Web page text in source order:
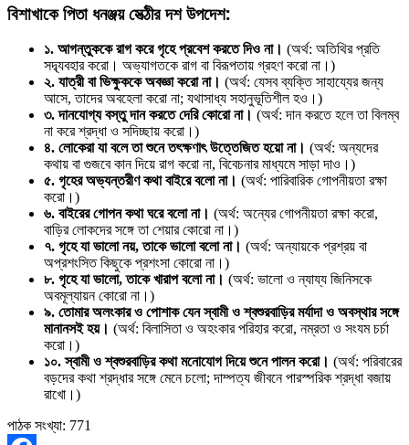
বিশাখাকে পিতা ধনঞ্জয় সেত্ঠীর দশ উপদেশ:
১. আগন্তুককে রাগ করে গৃহে প্রবেশ করতে দিও না। (অর্থ: অতিথির প্রতি
সদ্ব্যবহার করো। অভ্যাগতকে রাগ বা বিরূপতায় গ্রহণ করো না।)
২. যাত্রী বা ভিক্ষুককে অবজ্ঞা করো না। (অর্থ: যেসব ব্যক্তি সাহায্যের জন্য
আসে, তাদের অবহেলা করো না; যথাসাধ্য সহানুভূতিশীল হও।)
৩. দানযোগ্য বস্তু দান করতে দেরি কোরো না। (অর্থ: দান করতে হলে তা বিলম্ব
না করে শ্রদ্ধা ও সদিচ্ছায় করো।)
৪. লোকেরা যা বলে তা শুনে তৎক্ষণাৎ উত্তেজিত হয়ো না। (অর্থ: অন্যদের
কথায় বা গুজবে কান দিয়ে রাগ করো না, বিবেচনার মাধ্যমে সাড়া দাও।)
৫. গৃহের অভ্যন্তরীণ কথা বাইরে বলো না। (অর্থ: পারিবারিক গোপনীয়তা রক্ষা
করো।)
৬. বাইরের গোপন কথা ঘরে বলো না। (অর্থ: অন্যের গোপনীয়তা রক্ষা করো,
বাড়ির লোকদের সঙ্গে তা শেয়ার কোরো না।)
৭. গৃহে যা ভালো নয়, তাকে ভালো বলো না। (অর্থ: অন্যায়কে প্রশ্রয় বা
অপ্রশংসিত কিছুকে প্রশংসা কোরো না।)
৮. গৃহে যা ভালো, তাকে খারাপ বলো না। (অর্থ: ভালো ও ন্যায্য জিনিসকে
অবমূল্যায়ন কোরো না।)
৯. তোমার অলংকার ও পোশাক যেন স্বামী ও শ্বশুরবাড়ির মর্যাদা ও অবস্থার সঙ্গে
মানানসই হয়। (অর্থ: বিলাসিতা ও অহংকার পরিহার করো, নম্রতা ও সংযম চর্চা
করো।)
১০. স্বামী ও শ্বশুরবাড়ির কথা মনোযোগ দিয়ে শুনে পালন করো। (অর্থ: পরিবারের
বড়দের কথা শ্রদ্ধার সঙ্গে মেনে চলো; দাম্পত্য জীবনে পারস্পরিক শ্রদ্ধা বজায়
রাখো।)
পাঠক সংখ্যা: 771